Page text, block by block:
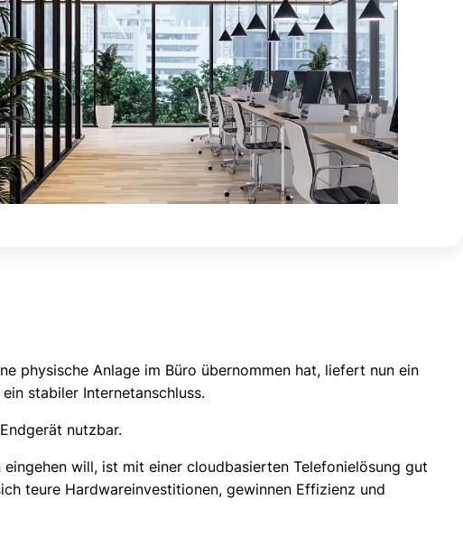
physische Anlage im Büro übernommen hat, liefert nun ein
stabiler Internetanschluss.
nutzbar.
will, ist mit einer cloudbasierten Telefonielösung gut
teure Hardwareinvestitionen, gewinnen Effizienz und